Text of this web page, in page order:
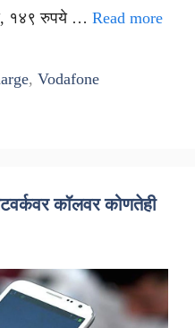
१४९ रुपये … Read more
, Vodafone
कॉलवर कोणतेही